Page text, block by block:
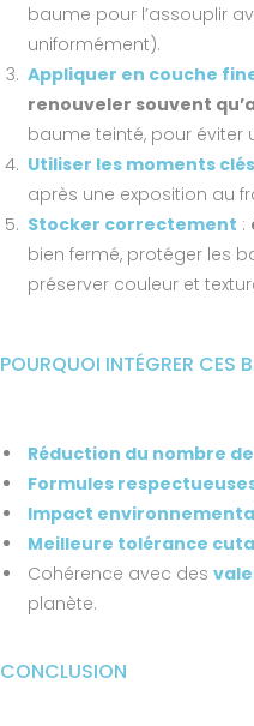
baume pour l’assouplir
uniformément).
Appliquer en couche
renouveler souvent
baume teinté, pour éviter
Utiliser les moments clés
après une exposition au
Stocker correctement :
bien fermé, protéger les
préserver couleur et
POURQUOI INTÉGRER CES
Réduction du nombre
Formules
Impact
Meilleure tolérance
Cohérence avec des
planète.
CONCLUSION